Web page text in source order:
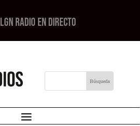
LGN RADIO EN DIRECTO